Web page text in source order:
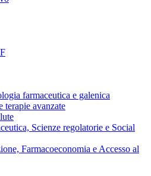
farmaceutica e galenica
terapie avanzate
Scienze regolatorie e Social
Farmacoeconomia e Accesso al